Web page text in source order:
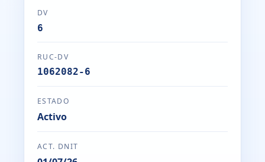
DV
6
RUC-DV
1062082-6
ESTADO
Activo
ACT. DNIT